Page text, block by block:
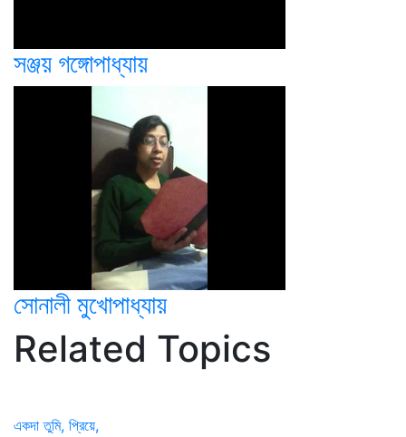
সঞ্জয় গঙ্গোপাধ্যায়
সোনালী মুখোপাধ্যায়
Related Topics
একদা তুমি, প্রিয়ে,